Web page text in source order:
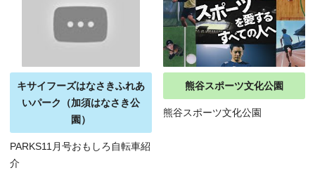
キサイフーズはなさきふれあ
いパーク（加須はなさき公
園）
PARKS11月号おもしろ自転車紹
介
熊谷スポーツ文化公園
熊谷スポーツ文化公園